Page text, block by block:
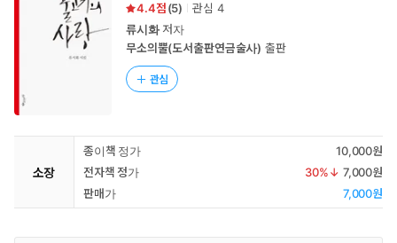
4.4 (5) 관심 4
류시화저자
무소의뿔(도서출판연금술사) 출판
관심
소장
종이책 정가
10,000원
전자책 정가
30%↓ 7,000원
판매가
7,000원